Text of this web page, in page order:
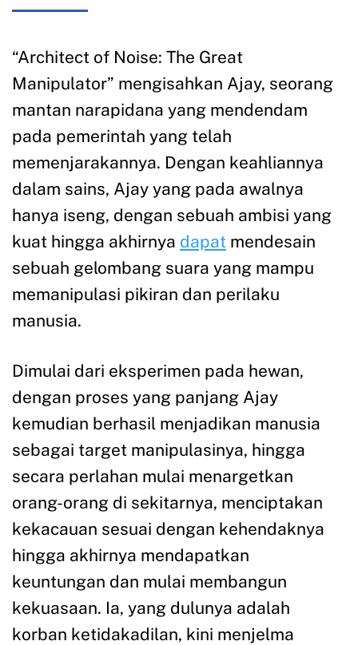
“Architect of Noise: The Great
Manipulator” mengisahkan Ajay, seorang
mantan narapidana yang mendendam
pada pemerintah yang telah
memenjarakannya. Dengan keahliannya
dalam sains, Ajay yang pada awalnya
hanya iseng, dengan sebuah ambisi yang
kuat hingga akhirnya dapat mendesain
sebuah gelombang suara yang mampu
memanipulasi pikiran dan perilaku
manusia.
Dimulai dari eksperimen pada hewan,
dengan proses yang panjang Ajay
kemudian berhasil menjadikan manusia
sebagai target manipulasinya, hingga
secara perlahan mulai menargetkan
orang-orang di sekitarnya, menciptakan
kekacauan sesuai dengan kehendaknya
hingga akhirnya mendapatkan
keuntungan dan mulai membangun
kekuasaan. Ia, yang dulunya adalah
korban ketidakadilan, kini menjelma